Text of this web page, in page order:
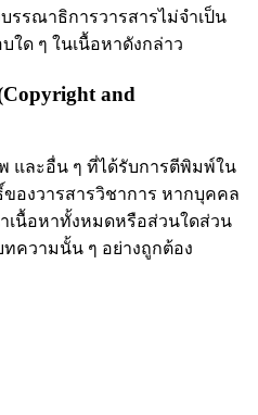
รณาธิการวารสารไม่จำเป็น
ใด ๆ ในเนื้อหาดังกล่าว
and
และอื่น ๆ ที่ได้รับการตีพิมพ์ใน
ของวารสารวิชาการ หากบุคคล
เนื้อหาทั้งหมดหรือส่วนใดส่วน
ทความนั้น ๆ อย่างถูกต้อง